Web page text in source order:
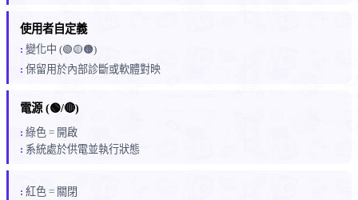
使用者自定義
變化中 (🟢🟡🟠)
保留用於內部診斷或軟體對映
電源 (🟢/🔴)
綠色 = 開啟
系統處於供電並執行狀態
紅色 = 關閉